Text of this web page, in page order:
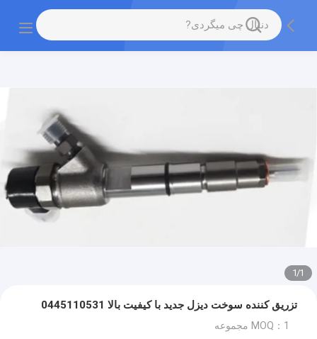
1
/
1
تزریق کننده سوخت دیزل جدید با کیفیت بالا 0445110531
MOQ：1 مجموعه